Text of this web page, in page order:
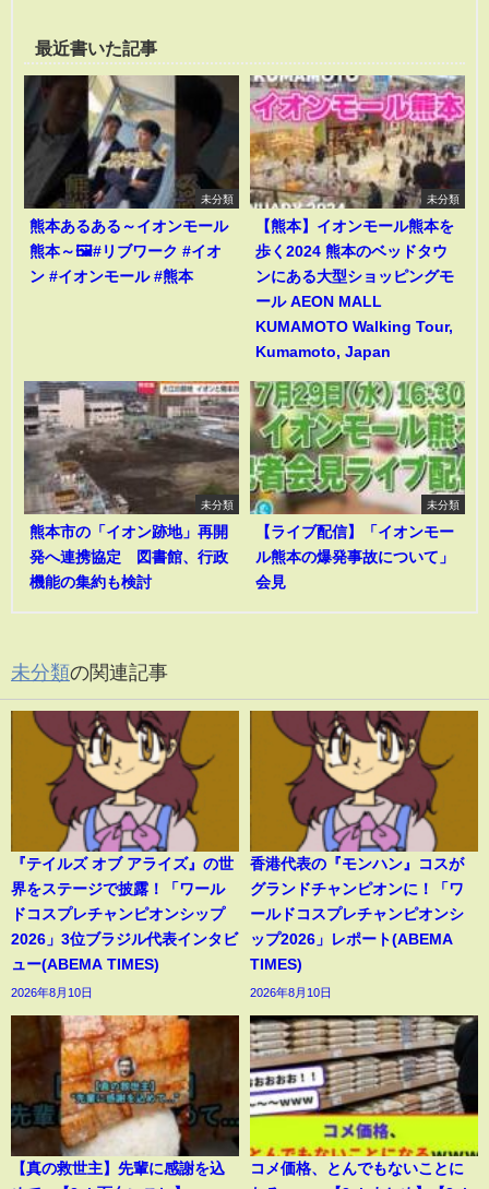
最近書いた記事
未分類
熊本あるある～イオンモール
熊本～🖼️#リブワーク #イオ
ン #イオンモール #熊本
未分類
【熊本】イオンモール熊本を
歩く2024 熊本のベッドタウ
ンにある大型ショッピングモ
ール AEON MALL
KUMAMOTO Walking Tour,
Kumamoto, Japan
未分類
熊本市の「イオン跡地」再開
発へ連携協定 図書館、行政
機能の集約も検討
未分類
【ライブ配信】「イオンモー
ル熊本の爆発事故について」
会見
未分類の関連記事
『テイルズ オブ アライズ』の世
界をステージで披露！「ワール
ドコスプレチャンピオンシップ
2026」3位ブラジル代表インタビ
ュー(ABEMA TIMES)
2026年8月10日
香港代表の『モンハン』コスが
グランドチャンピオンに！「ワ
ールドコスプレチャンピオンシ
ップ2026」レポート(ABEMA
TIMES)
2026年8月10日
【真の救世主】先輩に感謝を込
コメ価格、とんでもないことに